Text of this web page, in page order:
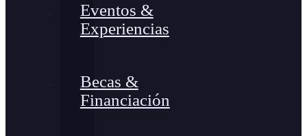
Eventos &
Experiencias
Becas &
Financiación